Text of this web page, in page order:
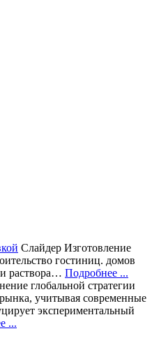
Слайдер Изготовление
гостиниц. домов
раствора… Подробнее ...
глобальной стратегии
учитывая современные
экспериментальный
...